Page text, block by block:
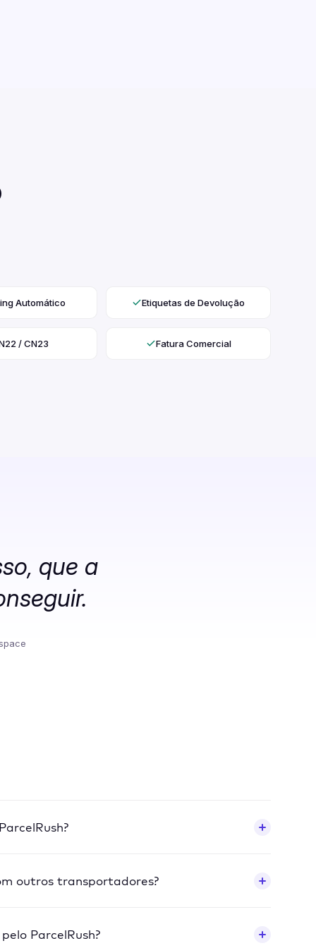
Automático Etiquetas de Devolução
/ CN23 Fatura Comercial
que a
outros transportadores?
ParcelRush?